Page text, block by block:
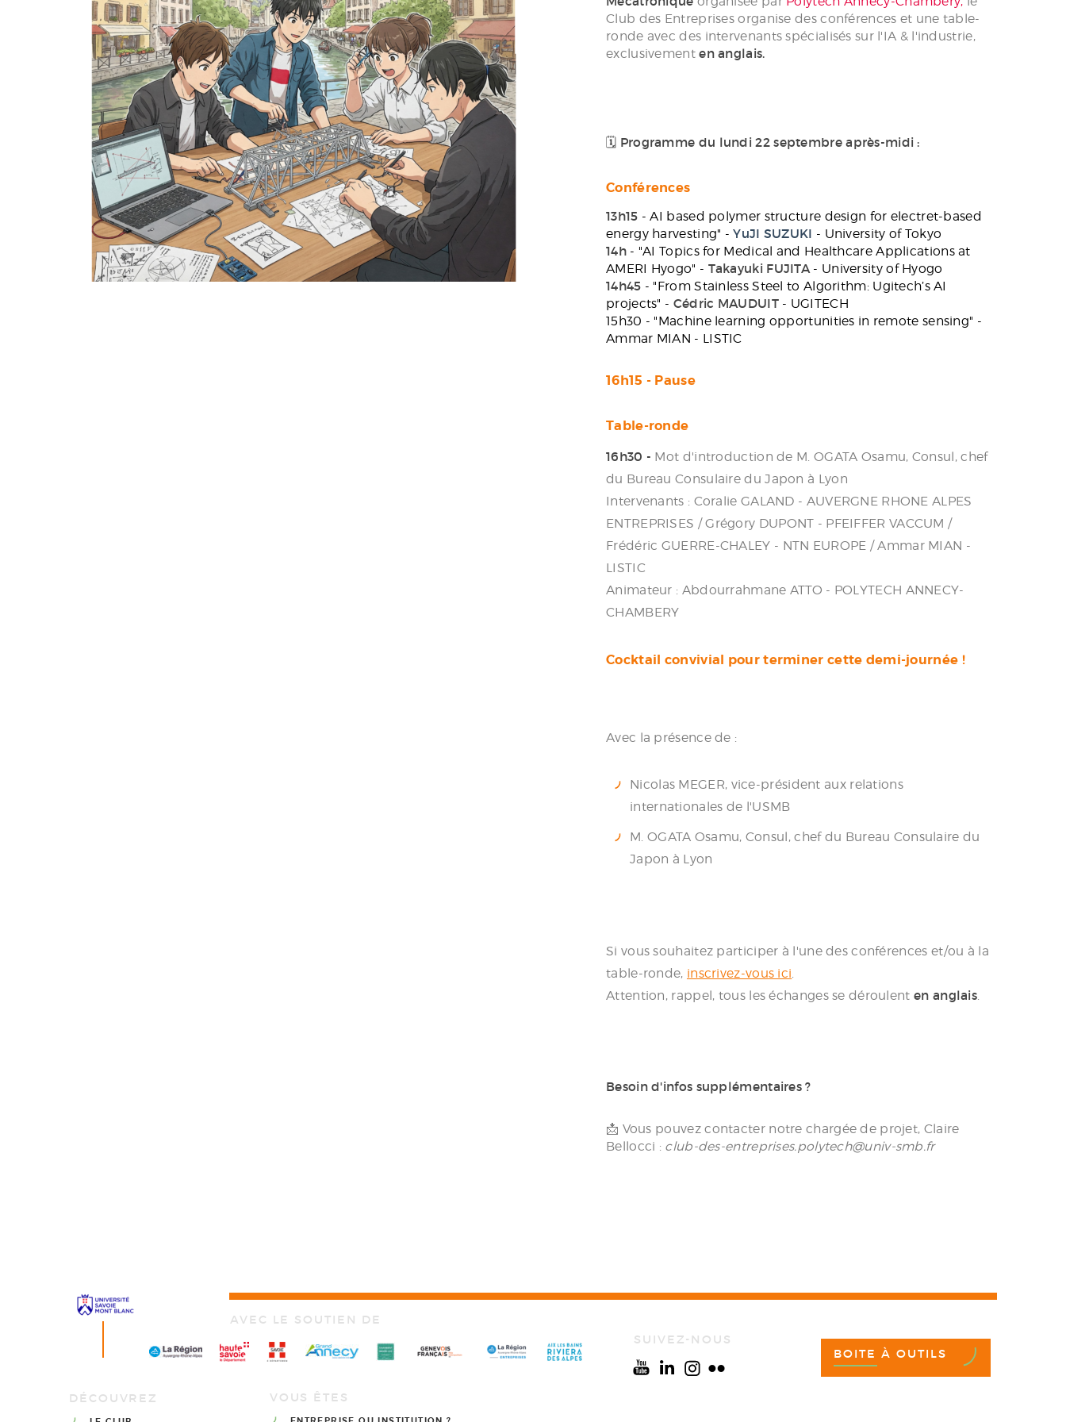
Club des Entreprises organise des conférences et une table-
ronde avec des intervenants spécialisés sur l'IA & l'industrie,
exclusivementen anglais.
🗓️ Programme du lundi 22 septembre après-midi :
Conférences
13h15 - AI based polymer structure design for electret-based
energy harvesting" - YuJI SUZUKI - University of Tokyo
14h- "AI Topics for Medical and Healthcare Applications at
AMERI Hyogo" - Takayuki FUJITA- University of Hyogo
14h45 - "From Stainless Steel to Algorithm: Ugitech’s AI
projects" - Cédric MAUDUIT- UGITECH
15h30 - "Machine learning opportunities in remote sensing" -
Ammar MIAN - LISTIC
16h15 - Pause
Table-ronde
16h30 - Mot d'introduction de M. OGATA Osamu, Consul, chef
du Bureau Consulaire du Japon à Lyon
Intervenants : Coralie GALAND - AUVERGNE RHONE ALPES
ENTREPRISES / Grégory DUPONT - PFEIFFER VACCUM /
Frédéric GUERRE-CHALEY - NTN EUROPE / Ammar MIAN -
LISTIC
Animateur : Abdourrahmane ATTO - POLYTECH ANNECY-
CHAMBERY
Cocktail convivial pour terminer cette demi-journée !
Avec la présence de :
Nicolas MEGER, vice-président aux relations
internationales de l'USMB
M. OGATA Osamu, Consul, chef du Bureau Consulaire du
Japon à Lyon
Si vous souhaitez participer à l'une des conférences et/ou à la
table-ronde, inscrivez-vous ici.
Attention, rappel, tous les échanges se déroulent en anglais.
Besoin d'infos supplémentaires ?
📩 Vous pouvez contacter notre chargée de projet, Claire
Bellocci : club-des-entreprises.polytech@univ-smb.fr
AVEC LE SOUTIEN DE
SUIVEZ-NOUS
BOITE À OUTILS
DÉCOUVREZ VOUS ÊTES